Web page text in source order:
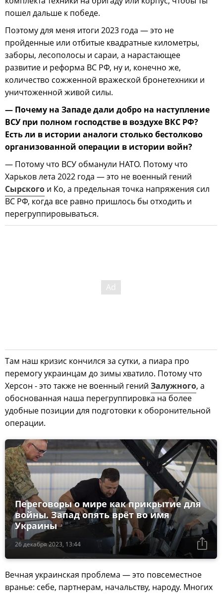
пошел дальше к победе.
Поэтому для меня итоги 2023 года — это не
пройденные или отбитые квадратные километры,
заборы, лесополосы и сараи, а нарастающее
развитие и реформа ВС РФ, ну и, конечно же,
количество сожженной вражеской бронетехники и
уничтоженной живой силы.
— Почему на Западе дали добро на наступление
ВСУ при полном господстве в воздухе ВКС РФ?
Есть ли в истории аналоги столько бестолково
организованной операции в истории войн?
— Потому что ВСУ обманули НАТО. Потому что
Харьков лета 2022 года — это не военный гений
Сырского и Ко, а предельная точка напряжения сил
ВС РФ, когда все равно пришлось бы отходить и
перегруппировываться.
Там наш кризис кончился за сутки, а пиара про
перемогу украинцам до зимы хватило. Потому что
Херсон - это также не военный гений Залужного, а
обоснованная наша перегруппировка на более
удобные позиции для подготовки к оборонительной
операции.
26 декабря 2023, 13:44
Переговоры о мире как прикрытие для
войны. Запад опять врёт во имя
Украины
Вечная украинская проблема — это повсеместное
вранье: себе, партнерам, начальству, народу. Многих